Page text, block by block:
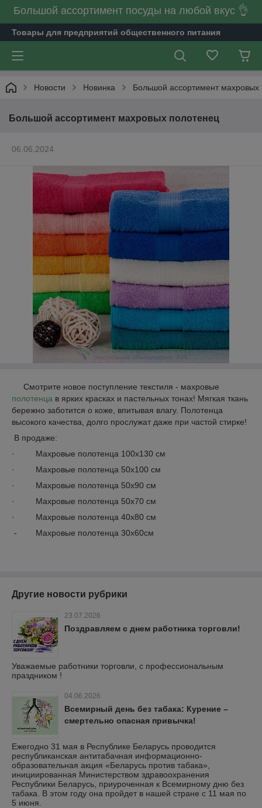
Большой ассортимент посуды на любой вкус 👌
Товары для предприятий общественного питания
Новости Новинка Большой ассортимент махровых
Большой ассортимент махровых полотенец
06.06.2024
Смотрите новое поступление текстиля - махровые
полотенца в ярких красках и пастельных тонах! Мягкая ткань
бережно заботится о коже, впитывая влагу. Полотенца
высокого качества, долго прослужат даже при частой стирке!
В продаже:
· Махровые полотенца 100х130 см
· Махровые полотенца 50х100 см
· Махровые полотенца 50х90 см
· Махровые полотенца 50х70 см
· Махровые полотенца 40х80 см
- Махровые полотенца 30х60см
Другие новости рубрики
23.07.2026
Поздравляем с днем работника торговли!
Уважаемые работники торговли, с профессиональным
праздником !
04.06.2026
Всемирный день без табака: Курение –
смертельно опасная привычка!
Ежегодно 31 мая в Республике Беларусь проводится
республиканская антитабачная информационно-
образовательная акция «Беларусь против табака»,
инициированная Министерством здравоохранения
Республики Беларусь, приуроченная к Всемирному дню без
табака. В этом году она пройдет в нашей стране с 11 мая по
5 июня.